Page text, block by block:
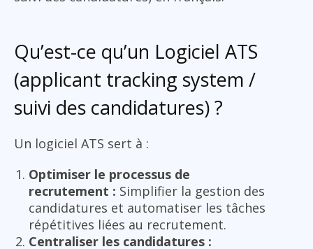
Qu’est-ce qu’un Logiciel ATS
(applicant tracking system /
suivi des candidatures) ?
Un logiciel ATS sert à :
Optimiser le processus de
recrutement : Simplifier la gestion des
candidatures et automatiser les tâches
répétitives liées au recrutement.
Centraliser les candidatures :